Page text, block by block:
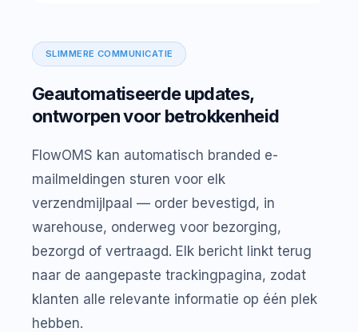
SLIMMERE COMMUNICATIE
Geautomatiseerde updates,
ontworpen voor betrokkenheid
FlowOMS kan automatisch branded e-
mailmeldingen sturen voor elk
verzendmijlpaal — order bevestigd, in
warehouse, onderweg voor bezorging,
bezorgd of vertraagd. Elk bericht linkt terug
naar de aangepaste trackingpagina, zodat
klanten alle relevante informatie op één plek
hebben.